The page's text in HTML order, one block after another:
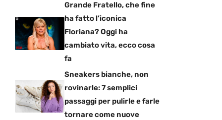
Grande Fratello, che fine
ha fatto l’iconica
Floriana? Oggi ha
cambiato vita, ecco cosa
fa
Sneakers bianche, non
rovinarle: 7 semplici
passaggi per pulirle e farle
tornare come nuove